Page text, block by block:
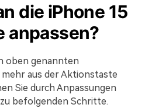
die iPhone 15
anpassen?
oben genannten
aus der Aktionstaste
Sie durch Anpassungen
befolgenden Schritte.